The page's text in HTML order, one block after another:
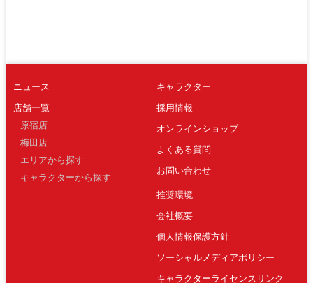
ニュース
店舗一覧
原宿店
梅田店
エリアから探す
キャラクターから探す
キャラクター
採用情報
オンラインショップ
よくある質問
お問い合わせ
推奨環境
会社概要
個人情報保護方針
ソーシャルメディアポリシー
キャラクターライセンスリンク